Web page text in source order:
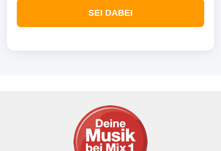
SEI DABEI